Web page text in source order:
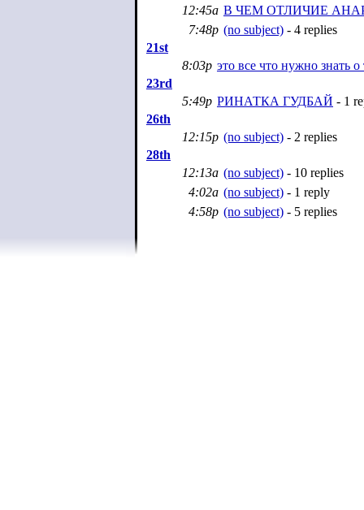
12:45a В ЧЕМ ОТЛИЧИЕ
7:48p (no subject) - 4 replies
21st
8:03p это все что нужно знать
23rd
5:49p РИНАТКА ГУДБАЙ - 1
26th
12:15p (no subject) - 2 replies
28th
12:13a (no subject) - 10 replies
4:02a (no subject) - 1 reply
4:58p (no subject) - 5 replies